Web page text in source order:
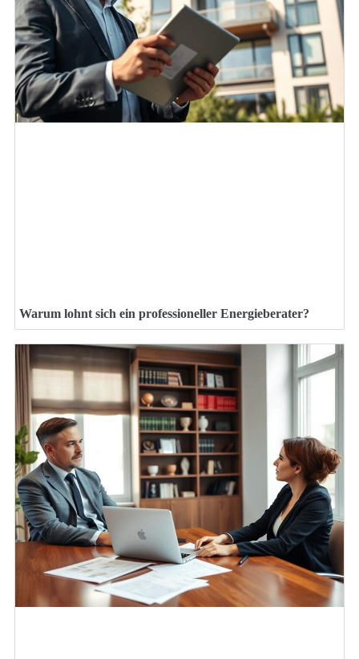
Warum lohnt sich ein professioneller Energieberater?